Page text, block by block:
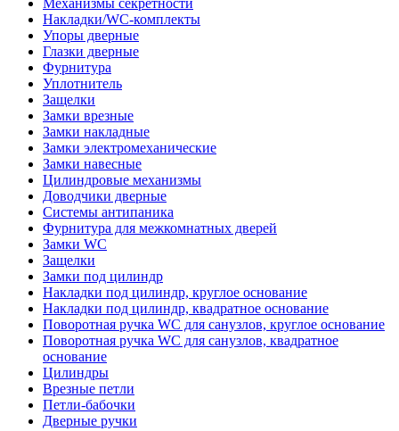
Механизмы секретности
Накладки/WC-комплекты
Упоры дверные
Глазки дверные
Фурнитура
Уплотнитель
Защелки
Замки врезные
Замки накладные
Замки электромеханические
Замки навесные
Цилиндровые механизмы
Доводчики дверные
Системы антипаника
Фурнитура для межкомнатных дверей
Замки WC
Защелки
Замки под цилиндр
Накладки под цилиндр, круглое основание
Накладки под цилиндр, квадратное основание
Поворотная ручка WC для санузлов, круглое основание
Поворотная ручка WC для санузлов, квадратное
основание
Цилиндры
Врезные петли
Петли-бабочки
Дверные ручки